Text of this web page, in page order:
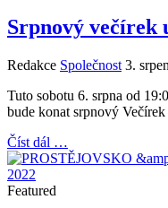
Srpnový večírek
Redakce Společnost 3.
Tuto sobotu 6. srpna od
bude konat srpnový
Číst dál …
Featured